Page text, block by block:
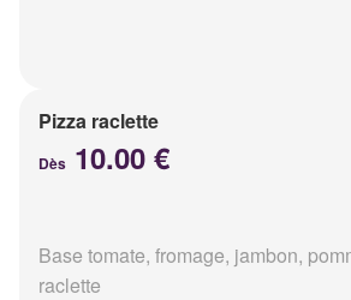
Pizza raclette
Dès 10.00 €
Base tomate, fromage, jambon,
raclette